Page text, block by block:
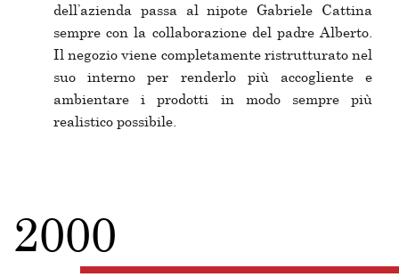
dell’azienda passa al nipote Gabriele Cattina
sempre con la collaborazione del padre Alberto.
Il negozio viene completamente ristrutturato nel
suo interno per renderlo più accogliente e
ambientare i prodotti in modo sempre più
realistico possibile.
2000